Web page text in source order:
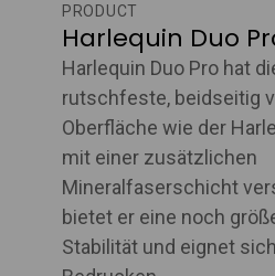
PRODUCT
Harlequin Duo
Harlequin Duo Pro hat
rutschfeste, beidseitig
Oberfläche wie der
mit einer zusätzlichen
Mineralfaserschicht
bietet er eine noch
Stabilität und eignet